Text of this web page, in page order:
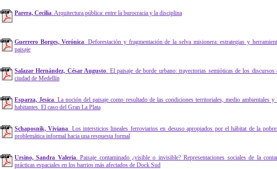
Parera, Cecilia. Arquitectura pública: entre la burocracia y la disciplina
Guerrero Borges, Verónica . Deforestación y fragmentación de la selva misionera: estrategias y
paisaje
Salazar Hernández, César Augusto . El paisaje de borde urbano: trayectorias semióticas de los
ciudad de Medellín
Esparza, Jesica. La noción del paisaje como resultado de las condiciones territoriales, medio ambientales y
habitantes. El caso del Gran La Plata
Schaposnik, Viviana . Los intersticios lineales ferroviarios en desuso apropiados por el hábitat de la
problemática informal hacia una respuesta formal
Ursino, Sandra Valeria. Paisaje contaminado ¿visible o invisible? Representaciones sociales de la
prácticas espaciales en los barrios más afectados de Dock Sud